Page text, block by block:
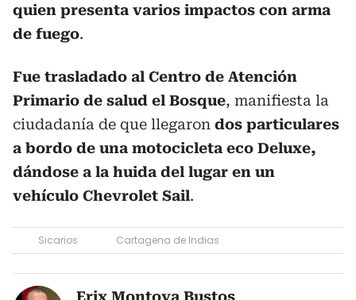
quien presenta varios impactos con arma
de fuego.
Fue trasladado al Centro de Atención
Primario de salud el Bosque, manifiesta la
ciudadanía de que llegaron dos particulares
a bordo de una motocicleta eco Deluxe,
dándose a la huida del lugar en un
vehículo Chevrolet Sail.
Sicarios Cartagena de Indias
Erix Montoya Bustos